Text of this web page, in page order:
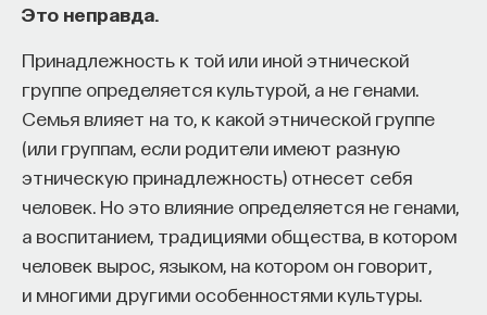
Это неправда.
Принадлежность к той или иной этнической
группе определяется культурой, а не генами.
Семья влияет на то, к какой этнической группе
(или группам, если родители имеют разную
этническую принадлежность) отнесет себя
человек. Но это влияние определяется не генами,
а воспитанием, традициями общества, в котором
человек вырос, языком, на котором он говорит,
и многими другими особенностями культуры.